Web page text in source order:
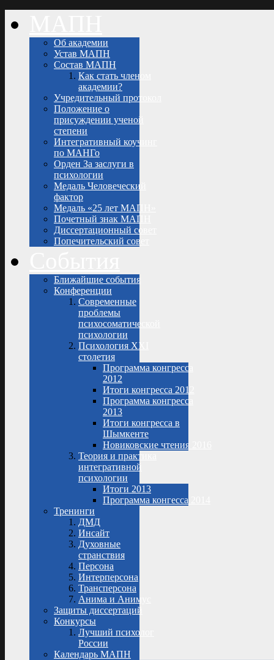
Об академии
Устав МАПН
Состав МАПН
Как стать членом
академии?
Учредительный протокол
Положение о
присуждении ученой
степени
Интегративный коучинг
по МАНГо
Орден За заслуги в
психологии
Медаль Человеческий
фактор
Медаль «25 лет МАПН»
Почетный знак МАПН
Диссертационный совет
Попечительский совет
Ближайшие события
Конференции
Современные
проблемы
психосоматической
психологии
Психология XXI
столетия
Программа конгресса
2012
Итоги конгресса 2012
Программа конгресса
2013
Итоги конгресса в
Шымкенте
Новиковские чтения 2016
Теория и практика
интегративной
психологии
Итоги 2013
Программа конгесса 2014
Тренинги
ДМД
Инсайт
Духовные
странствия
Персона
Интерперсона
Трансперсона
Анима и Анимус
Защиты диссертаций
Конкурсы
Лучший психолог
России
Календарь МАПН